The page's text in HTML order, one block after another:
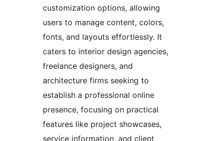
customization options, allowing
users to manage content, colors,
fonts, and layouts effortlessly. It
caters to interior design agencies,
freelance designers, and
architecture firms seeking to
establish a professional online
presence, focusing on practical
features like project showcases,
service information, and client